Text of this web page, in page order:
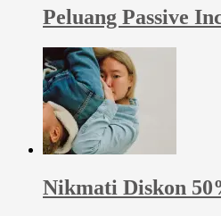
Peluang Passive
Nikmati Diskon